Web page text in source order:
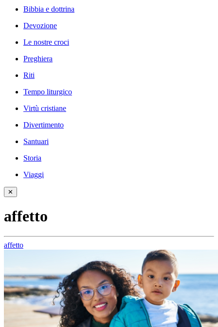
Bibbia e dottrina
Devozione
Le nostre croci
Preghiera
Riti
Tempo liturgico
Virtù cristiane
Divertimento
Santuari
Storia
Viaggi
✕
affetto
affetto